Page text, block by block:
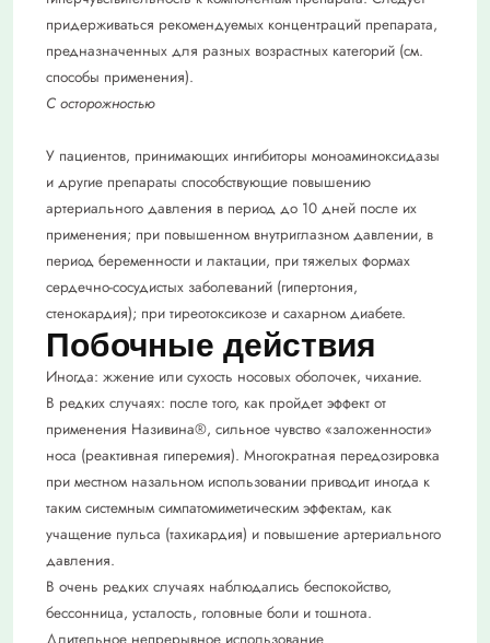
придерживаться рекомендуемых концентраций препарата,
предназначенных для разных возрастных категорий (см.
способы применения).
С осторожностью
У пациентов, принимающих ингибиторы моноаминоксидазы
и другие препараты способствующие повышению
артериального давления в период до 10 дней после их
применения; при повышенном внутриглазном давлении, в
период беременности и лактации, при тяжелых формах
сердечно-сосудистых заболеваний (гипертония,
стенокардия); при тиреотоксикозе и сахарном диабете.
Побочные действия
Иногда: жжение или сухость носовых оболочек, чихание.
В редких случаях: после того, как пройдет эффект от
применения Називина®, сильное чувство «заложенности»
носа (реактивная гиперемия). Многократная передозировка
при местном назальном использовании приводит иногда к
таким системным симпатомиметическим эффектам, как
учащение пульса (тахикардия) и повышение артериального
давления.
В очень редких случаях наблюдались беспокойство,
бессонница, усталость, головные боли и тошнота.